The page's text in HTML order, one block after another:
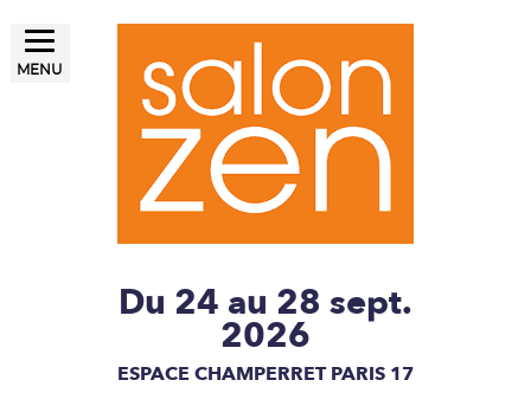
Du 24 au 28 sept.
2026
ESPACE CHAMPERRET PARIS 17
MENU